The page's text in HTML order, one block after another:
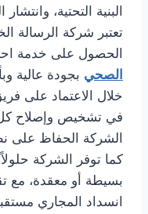
البنية التحتية،
تعتبر شركة الرسالة
الحصول على خدمة
الصحي بجودة عالية
خلال الاعتماد على
في تشخيص وإصلاح كل
الشركة الحفاظ على
كما توفر الشركة
بسيطة أو معقدة، مع
انسداد المجاري